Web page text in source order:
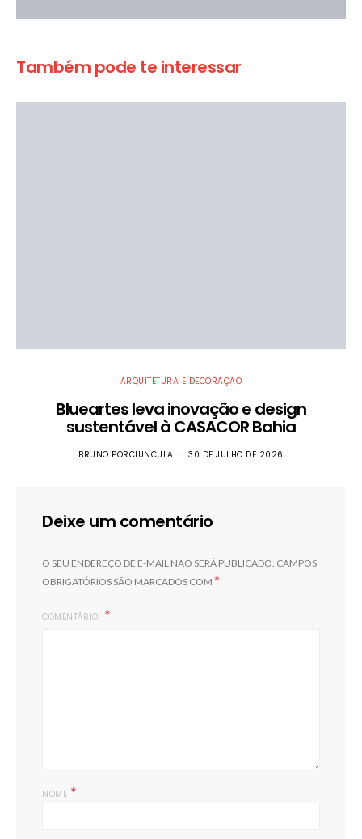
Também pode te interessar
ARQUITETURA E DECORAÇÃO
Blueartes leva inovação e design
sustentável à CASACOR Bahia
BRUNO PORCIUNCULA 30 DE JULHO DE 2026
Deixe um comentário
O SEU ENDEREÇO DE E-MAIL NÃO SERÁ PUBLICADO. CAMPOS
OBRIGATÓRIOS SÃO MARCADOS COM *
COMENTÁRIO
NOME *